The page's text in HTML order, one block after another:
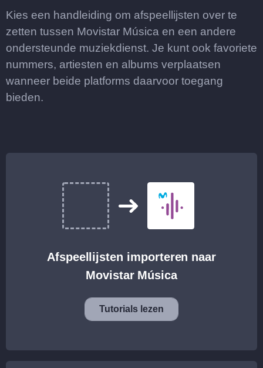
Kies een handleiding om afspeellijsten over te
zetten tussen Movistar Música en een andere
ondersteunde muziekdienst. Je kunt ook favoriete
nummers, artiesten en albums verplaatsen
wanneer beide platforms daarvoor toegang
bieden.
Afspeellijsten importeren naar
Movistar Música
Tutorials lezen